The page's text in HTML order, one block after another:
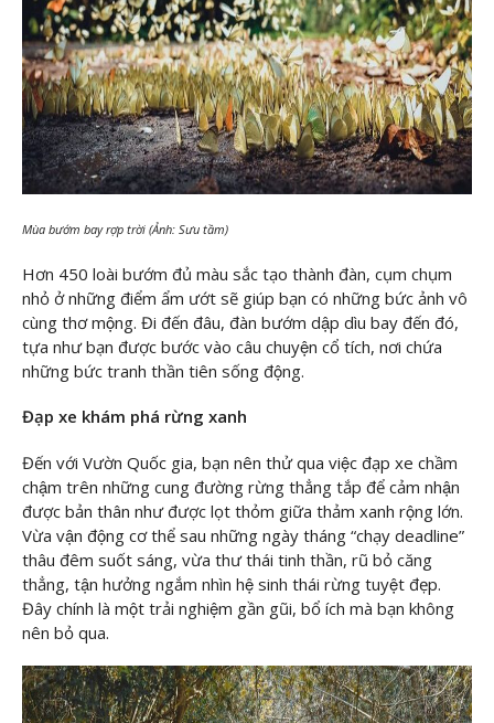
Mùa bướm bay rợp trời (Ảnh: Sưu tầm)
Hơn 450 loài bướm đủ màu sắc tạo thành đàn, cụm chụm
nhỏ ở những điểm ẩm ướt sẽ giúp bạn có những bức ảnh vô
cùng thơ mộng. Đi đến đâu, đàn bướm dập dìu bay đến đó,
tựa như bạn được bước vào câu chuyện cổ tích, nơi chứa
những bức tranh thần tiên sống động.
Đạp xe khám phá rừng xanh
Đến với Vườn Quốc gia, bạn nên thử qua việc đạp xe chầm
chậm trên những cung đường rừng thẳng tắp để cảm nhận
được bản thân như được lọt thỏm giữa thảm xanh rộng lớn.
Vừa vận động cơ thể sau những ngày tháng “chạy deadline”
thâu đêm suốt sáng, vừa thư thái tinh thần, rũ bỏ căng
thẳng, tận hưởng ngắm nhìn hệ sinh thái rừng tuyệt đẹp.
Đây chính là một trải nghiệm gần gũi, bổ ích mà bạn không
nên bỏ qua.